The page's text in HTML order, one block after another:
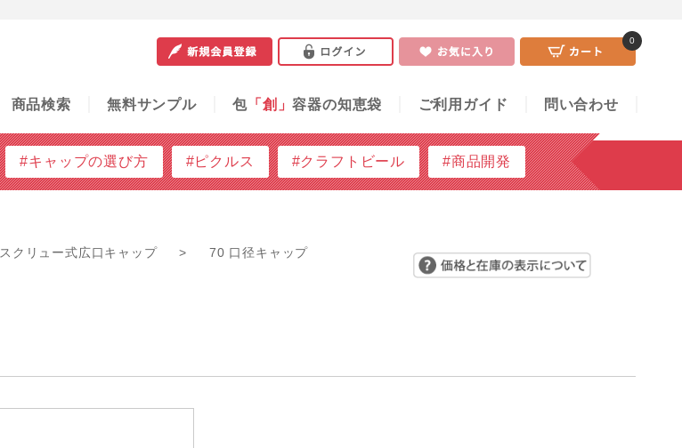
商品検索 無料サンプル 包 「創」容器の知恵袋 ご利用ガイド 問い合わせ
0
#キャップの選び方 #ピクルス #クラフトビール #商品開発
ご利用ガイド 問い合わせ
スクリュー式広口キャップ > 70 口径キャップ